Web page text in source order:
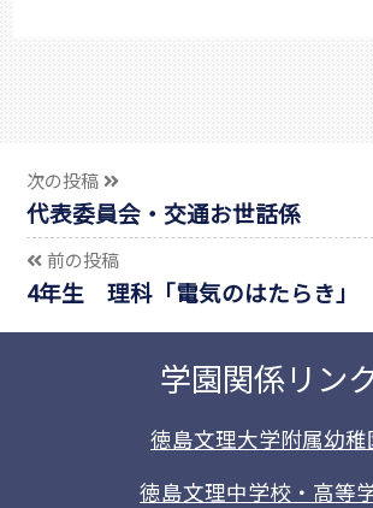
次の投稿
代表委員会・交通お世話係
前の投稿
4年生 理科「電気のはたらき」
学園関係リン
徳島文理大学附属幼稚
徳島文理中学校・高等